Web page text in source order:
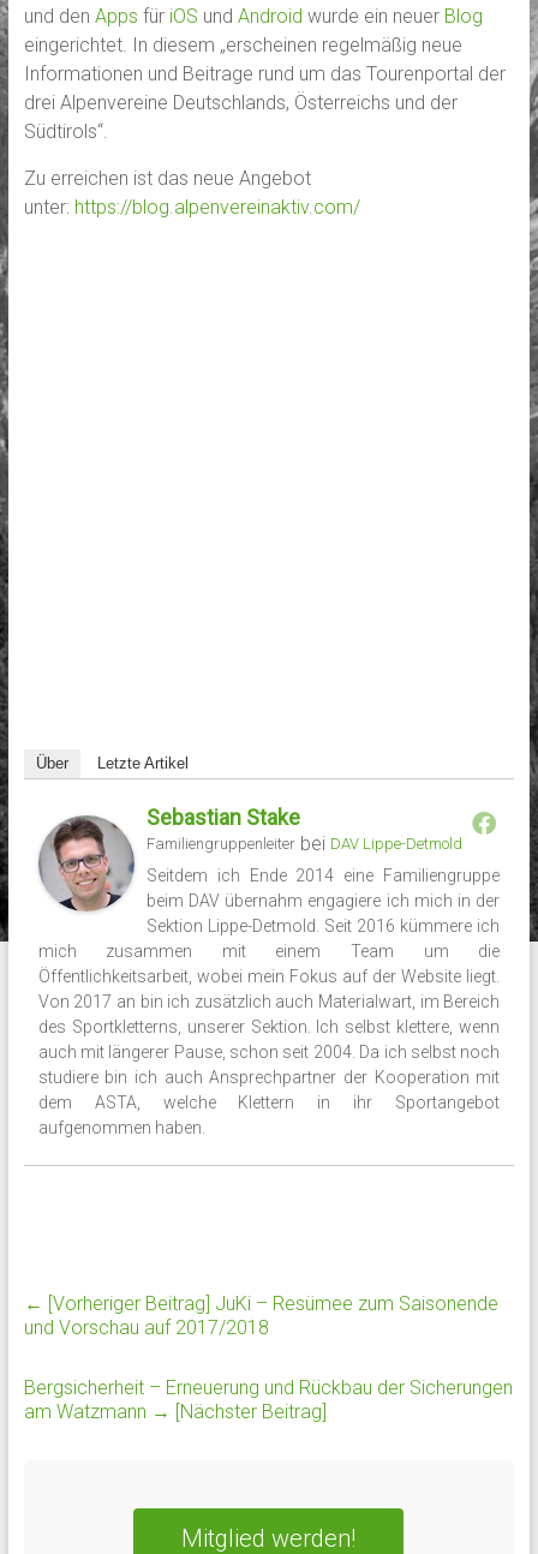
und den Apps für iOS und Android wurde ein neuer Blog
eingerichtet. In diesem „erscheinen regelmäßig neue
Informationen und Beitrage rund um das Tourenportal der
drei Alpenvereine Deutschlands, Österreichs und der
Südtirols“.
Zu erreichen ist das neue Angebot
unter: https://blog.alpenvereinaktiv.com/
Über Letzte Artikel
Sebastian Stake
Familiengruppenleiterbei DAV Lippe-Detmold
Seitdem ich Ende 2014 eine Familiengruppe
beim DAV übernahm engagiere ich mich in der
Sektion Lippe-Detmold. Seit 2016 kümmere ich
mich zusammen mit einem Team um die
Öffentlichkeitsarbeit, wobei mein Fokus auf der Website liegt.
Von 2017 an bin ich zusätzlich auch Materialwart, im Bereich
des Sportkletterns, unserer Sektion. Ich selbst klettere, wenn
auch mit längerer Pause, schon seit 2004. Da ich selbst noch
studiere bin ich auch Ansprechpartner der Kooperation mit
dem ASTA, welche Klettern in ihr Sportangebot
aufgenommen haben.
← [Vorheriger Beitrag] JuKi – Resümee zum Saisonende
und Vorschau auf 2017/2018
Bergsicherheit – Erneuerung und Rückbau der Sicherungen
am Watzmann → [Nächster Beitrag]
Mitglied werden!